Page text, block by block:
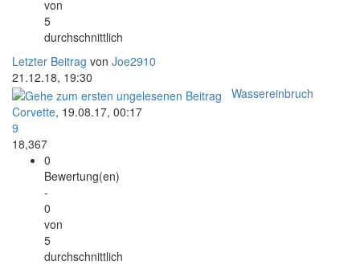
von
5
durchschnittlich
Letzter Beitrag von Joe2910
21.12.18, 19:30
Wassereinbruch
Corvette, 19.08.17, 00:17
9
18,367
0
Bewertung(en)
-
0
von
5
durchschnittlich